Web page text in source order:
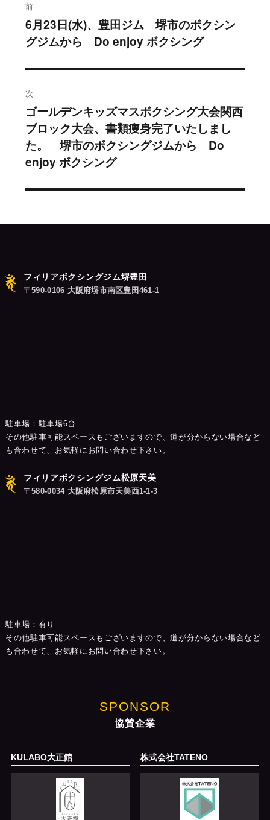
稿
ナ
ビ
ゲ
ー
シ
ョ
前
過
去
稿:
6月23日(水)、豊田ジム 堺市のボクシン
グジムから Do enjoy ボクシング
次
次
の
投
稿:
ゴールデンキッズマスボクシング大会関西
ブロック大会、書類痩身完了いたしまし
た。 堺市のボクシングジムから Do
enjoy ボクシング
フィリアボクシングジム堺豊田
〒590-0106 大阪府堺市南区豊田461-1
駐車場：駐車場6台
その他駐車可能スペースもございますので、道が分からない場合など
も合わせて、お気軽にお問い合わせ下さい。
フィリアボクシングジム松原天美
〒580-0034 大阪府松原市天美西1-1-3
駐車場：有り
その他駐車可能スペースもございますので、道が分からない場合など
も合わせて、お気軽にお問い合わせ下さい。
SPONSOR
協賛企業
KULABO大正館 株式会社TATENO